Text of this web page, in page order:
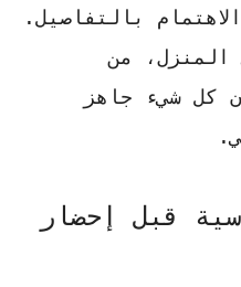
بالتفاصيل.
المنزل، من
كل شيء جاهز
قبل إحضار